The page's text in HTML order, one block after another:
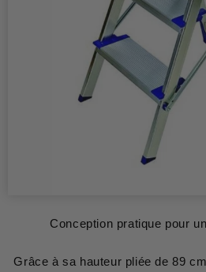
Conception pratique pour
Grâce à sa hauteur pliée de 89